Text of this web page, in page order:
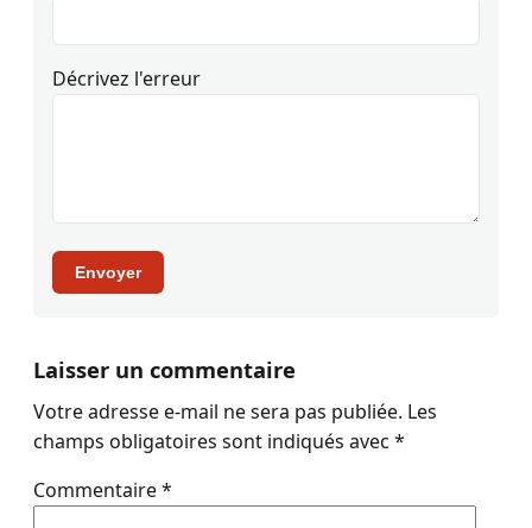
Décrivez l'erreur
Envoyer
Laisser un commentaire
Votre adresse e-mail ne sera pas publiée. Les
champs obligatoires sont indiqués avec *
Commentaire*